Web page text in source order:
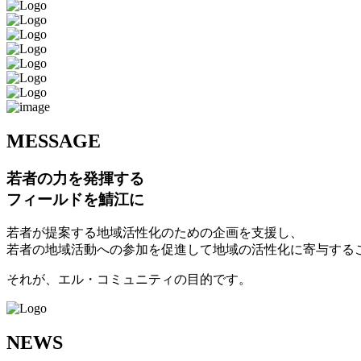
MESSAGE
若者の力を発揮する
フィールドを鯖江に
若者が提案する地域活性化のための企画を支援し、
若者の地域活動への参加を促進して地域の活性化に寄与する
それが、エル・コミュニティの目的です。
NEWS